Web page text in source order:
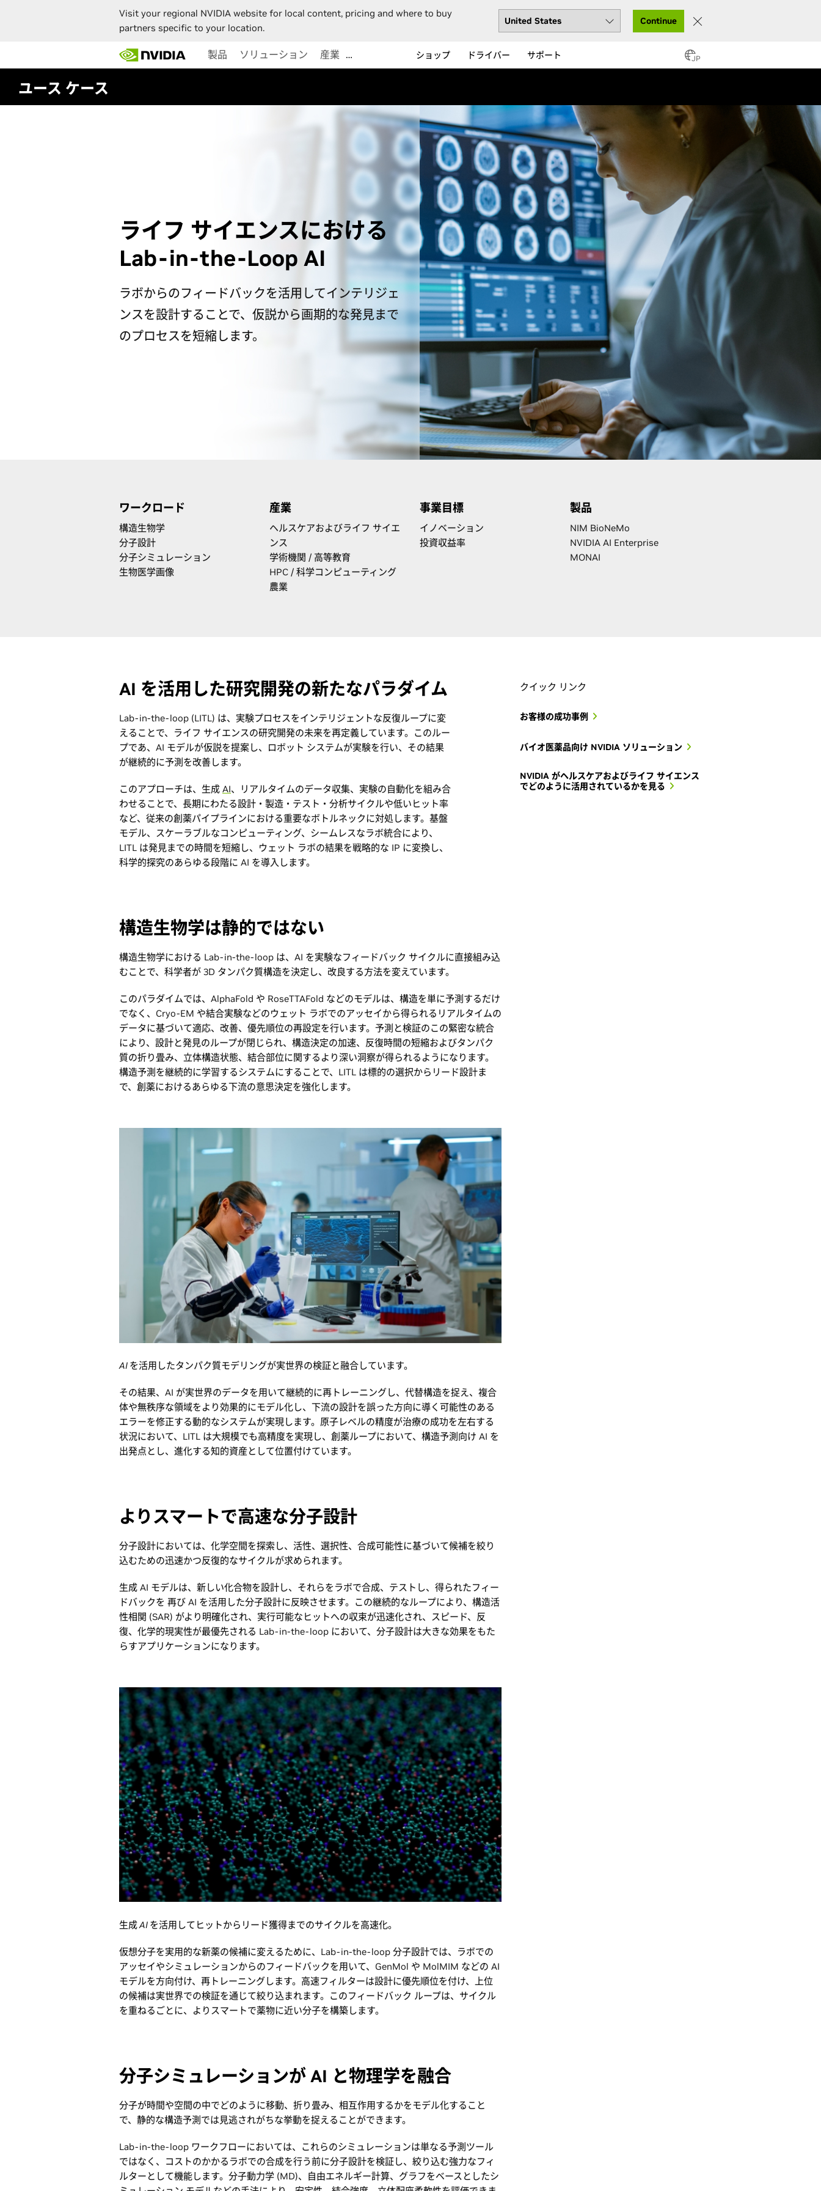
Visit your regional NVIDIA website for local content, pricing and where to buy
partners specific to your location.
Continue
main
content
製品 ソリューション 産業 … ショップ ドライバー サポート JP
ユース ケース
ライフ サイエンスにおける
Lab-in-the-Loop AI
ラボからのフィードバックを活用してインテリジェ
ンスを設計することで、仮説から画期的な発見まで
のプロセスを短縮します。
ワークロード
構造生物学
分子設計
分子シミュレーション
生物医学画像
産業
ヘルスケアおよびライフ サイエ
ンス
学術機関 / 高等教育
HPC / 科学コンピューティング
農業
事業目標
イノベーション
投資収益率
製品
NIM BioNeMo
NVIDIA AI Enterprise
MONAI
AI を活用した研究開発の新たなパラダイム
Lab-in-the-loop (LITL) は、実験プロセスをインテリジェントな反復ループに変
えることで、ライフ サイエンスの研究開発の未来を再定義しています。このルー
プであ、AI モデルが仮説を提案し、ロボット システムが実験を行い、その結果
が継続的に予測を改善します。
このアプローチは、生成 AI、リアルタイムのデータ収集、実験の自動化を組み合
わせることで、長期にわたる設計・製造・テスト・分析サイクルや低いヒット率
など、従来の創薬パイプラインにおける重要なボトルネックに対処します。基盤
モデル、スケーラブルなコンピューティング、シームレスなラボ統合により、
LITL は発見までの時間を短縮し、ウェット ラボの結果を戦略的な IP に変換し、
科学的探究のあらゆる段階に AI を導入します。
クイック リンク
お客様の成功事例
バイオ医薬品向け NVIDIA ソリューション
NVIDIA がヘルスケアおよびライフ サイエンス
でどのように活用されているかを見る
構造生物学は静的ではない
構造生物学における Lab-in-the-loop は、AI を実験なフィードバック サイクルに直接組み込
むことで、科学者が 3D タンパク質構造を決定し、改良する方法を変えています。
このパラダイムでは、AlphaFold や RoseTTAFold などのモデルは、構造を単に予測するだけ
でなく、Cryo-EM や結合実験などのウェット ラボでのアッセイから得られるリアルタイムの
データに基づいて適応、改善、優先順位の再設定を行います。予測と検証のこの緊密な統合
により、設計と発見のループが閉じられ、構造決定の加速、反復時間の短縮およびタンパク
質の折り畳み、立体構造状態、結合部位に関するより深い洞察が得られるようになります。
構造予測を継続的に学習するシステムにすることで、LITL は標的の選択からリード設計ま
で、創薬におけるあらゆる下流の意思決定を強化します。
AI を活用したタンパク質モデリングが実世界の検証と融合しています。
その結果、AI が実世界のデータを用いて継続的に再トレーニングし、代替構造を捉え、複合
体や無秩序な領域をより効果的にモデル化し、下流の設計を誤った方向に導く可能性のある
エラーを修正する動的なシステムが実現します。原子レベルの精度が治療の成功を左右する
状況において、LITL は大規模でも高精度を実現し、創薬ループにおいて、構造予測向け AI を
出発点とし、進化する知的資産として位置付けています。
よりスマートで高速な分子設計
分子設計においては、化学空間を探索し、活性、選択性、合成可能性に基づいて候補を絞り
込むための迅速かつ反復的なサイクルが求められます。
生成 AI モデルは、新しい化合物を設計し、それらをラボで合成、テストし、得られたフィー
ドバックを 再び AI を活用した分子設計に反映させます。この継続的なループにより、構造活
性相関 (SAR) がより明確化され、実行可能なヒットへの収束が迅速化され、スピード、反
復、化学的現実性が最優先される Lab-in-the-loop において、分子設計は大きな効果をもた
らすアプリケーションになります。
生成 AI を活用してヒットからリード獲得までのサイクルを高速化。
仮想分子を実用的な新薬の候補に変えるために、Lab-in-the-loop 分子設計では、ラボでの
アッセイやシミュレーションからのフィードバックを用いて、GenMol や MolMIM などの AI
モデルを方向付け、再トレーニングします。高速フィルターは設計に優先順位を付け、上位
の候補は実世界での検証を通じて絞り込まれます。このフィードバック ループは、サイクル
を重ねるごとに、よりスマートで薬物に近い分子を構築します。
分子シミュレーションが AI と物理学を融合
分子が時間や空間の中でどのように移動、折り畳み、相互作用するかをモデル化すること
で、静的な構造予測では見逃されがちな挙動を捉えることができます。
Lab-in-the-loop ワークフローにおいては、これらのシミュレーションは単なる予測ツール
ではなく、コストのかかるラボでの合成を行う前に分子設計を検証し、絞り込む強力なフィ
ルターとして機能します。分子動力学 (MD)、自由エネルギー計算、グラフをベースとしたシ